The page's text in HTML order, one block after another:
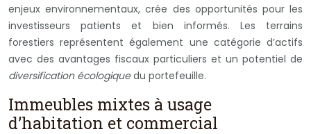
enjeux environnementaux, crée des opportunités pour les
investisseurs patients et bien informés. Les terrains
forestiers représentent également une catégorie d’actifs
avec des avantages fiscaux particuliers et un potentiel de
diversification écologiquedu portefeuille.
Immeubles mixtes à usage
d’habitation et commercial